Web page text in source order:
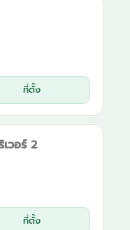
ที่ตั้ง
วอร์ 2
ที่ตั้ง